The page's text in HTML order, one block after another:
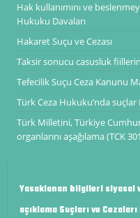
Hak kullanımını ve
Hukuku Davaları
Hakaret Suçu ve Cezası
Taksir sonucu casusluk
Tefecilik Suçu Ceza Kanunu
Türk Ceza Hukuku’nda suçlar
Türk Milletini, Türkiye
organlarını aşağılama (TCK
Yasaklanan bilgileri siyasal
açıklama Suçları ve